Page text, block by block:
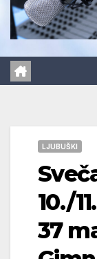
LJUBUŠKI
10./
37